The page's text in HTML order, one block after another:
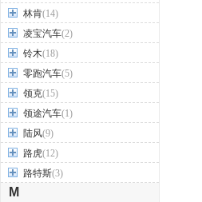
林肯(14)
凌宝汽车(2)
铃木(18)
零跑汽车(5)
领克(15)
领途汽车(1)
陆风(9)
路虎(12)
路特斯(3)
M